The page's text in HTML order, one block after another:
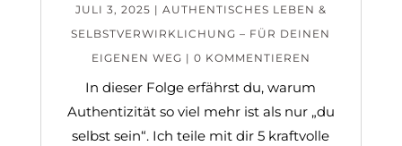
JULI 3, 2025 | AUTHENTISCHES LEBEN &
SELBSTVERWIRKLICHUNG – FÜR DEINEN
EIGENEN WEG | 0 KOMMENTIEREN
In dieser Folge erfährst du, warum
Authentizität so viel mehr ist als nur „du
selbst sein“. Ich teile mit dir 5 kraftvolle